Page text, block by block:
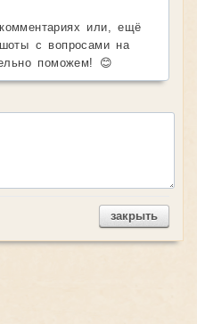
или, ещё
с вопросами на
поможем! 😊
закрыть